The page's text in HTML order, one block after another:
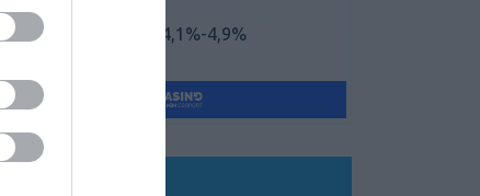
THM: 4,1%-4,9%